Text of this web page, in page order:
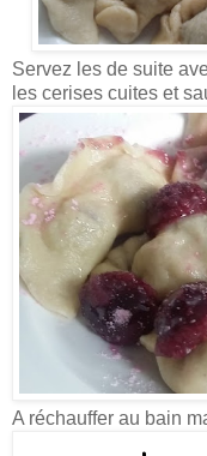
Servez les de suite
les cerises cuites et
A réchauffer au bain